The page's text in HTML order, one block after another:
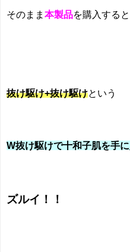
そのまま 本製品を購入する
抜け駆け+抜け駆けという
W抜け駆けで十和子肌を手
ズルイ！！